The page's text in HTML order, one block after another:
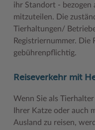
ihr Standort - bezogen
mitzuteilen. Die
Tierhaltungen/
Registriernummer. Die
gebührenpflichtig.
Reiseverkehr mit
Wenn Sie als
Ihrer Katze oder auch
Ausland zu reisen,